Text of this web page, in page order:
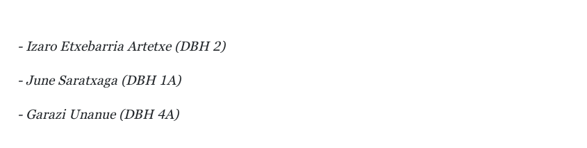
- Izaro Etxebarria Artetxe (DBH 2)
- June Saratxaga (DBH 1A)
- Garazi Unanue (DBH 4A)